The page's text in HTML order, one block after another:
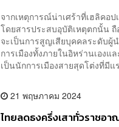
จากเหตุการณ์น่าเศร้าที่เฮลิคอ
โดยสารประสบอุบัติเหตุตกนั้น ถื
จะเป็นการสูญเสียบุคคลระดับผู้
การเมืองทั้งภายในอิหร่านเองแ
เป็นนักการเมืองสายสุดโต่งที่มี
21 พฤษภาคม 2024
ไทยลดธงครึ่งเสาทั่วราชอ